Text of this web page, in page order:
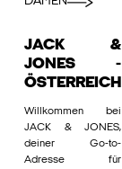
JACK &
JONES -
ÖSTERREICH
Willkommen bei
JACK & JONES,
deiner Go-to-
Adresse für